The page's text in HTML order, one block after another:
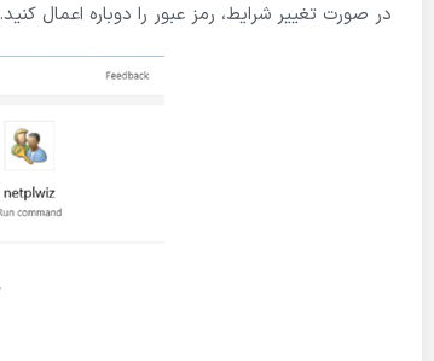
در صورت تغییر شرایط، رمز عبور را دوباره اعمال کنید.